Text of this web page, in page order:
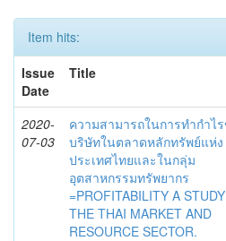
Item hits:
Issue
Date
Title
2020-
07-03
ความสามารถในการทำกำไ
บริษัทในตลาดหลักทรัพย์แห่ง
ประเทศไทยและในกลุ่ม
อุตสาหกรรมทรัพยากร
=PROFITABILITY A
THE THAI MARKET AND
RESOURCE SECTOR.